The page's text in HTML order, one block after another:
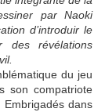
par Naoki
d’introduir le
des révélations
du jeu
son compatriote
dans